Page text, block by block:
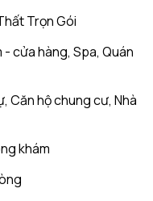
Trọn Gói
cửa hàng, Spa, Quán
Căn hộ chung cư, Nhà
khám